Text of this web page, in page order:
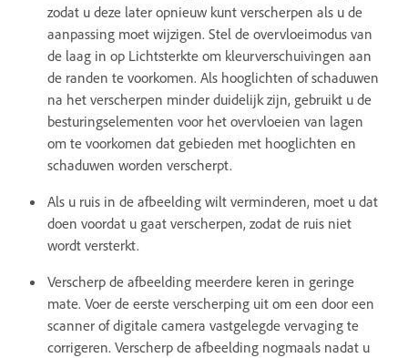
zodat u deze later opnieuw kunt verscherpen als u de
aanpassing moet wijzigen. Stel de overvloeimodus van
de laag in op Lichtsterkte om kleurverschuivingen aan
de randen te voorkomen. Als hooglichten of schaduwen
na het verscherpen minder duidelijk zijn, gebruikt u de
besturingselementen voor het overvloeien van lagen
om te voorkomen dat gebieden met hooglichten en
schaduwen worden verscherpt.
Als u ruis in de afbeelding wilt verminderen, moet u dat
doen voordat u gaat verscherpen, zodat de ruis niet
wordt versterkt.
Verscherp de afbeelding meerdere keren in geringe
mate. Voer de eerste verscherping uit om een door een
scanner of digitale camera vastgelegde vervaging te
corrigeren. Verscherp de afbeelding nogmaals nadat u